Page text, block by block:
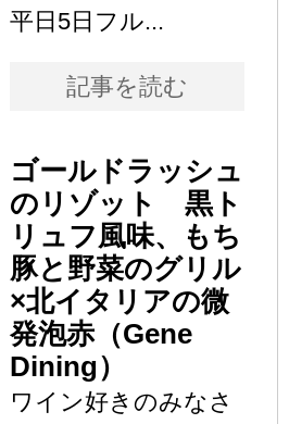
平日5日フル...
記事を読む
ゴールドラッシュ
のリゾット 黒ト
リュフ風味、もち
豚と野菜のグリル
×北イタリアの微
発泡赤（Gene
Dining）
ワイン好きのみなさ